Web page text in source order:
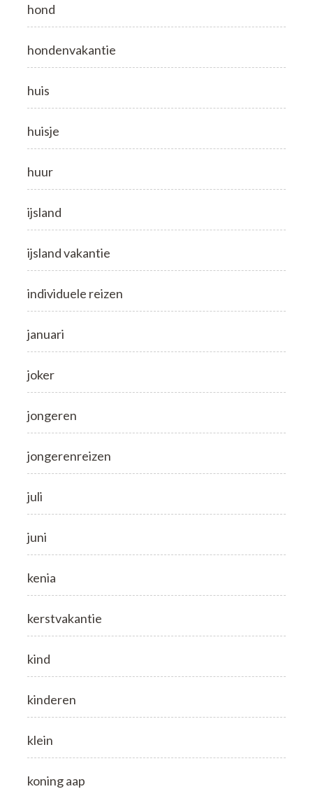
hond
hondenvakantie
huis
huisje
huur
ijsland
ijsland vakantie
individuele reizen
januari
joker
jongeren
jongerenreizen
juli
juni
kenia
kerstvakantie
kind
kinderen
klein
koning aap